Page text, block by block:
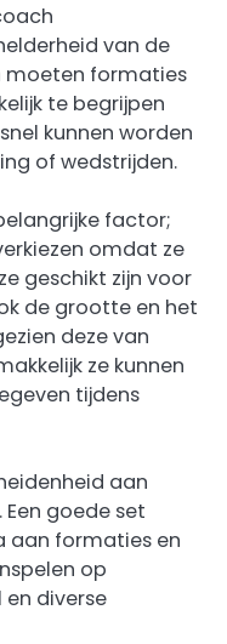
van de
moeten formaties
te begrijpen
kunnen worden
of wedstrijden.
factor;
omdat ze
geschikt zijn voor
de grootte en het
deze van
ze kunnen
tijdens
aan
goede set
aan formaties en
op
en diverse